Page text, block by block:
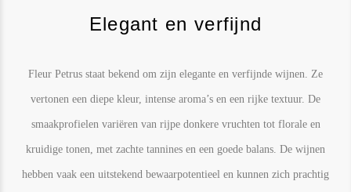
Elegant en verfijnd
Fleur Petrus staat bekend om zijn elegante en verfijnde wijnen. Ze
vertonen een diepe kleur, intense aroma’s en een rijke textuur. De
smaakprofielen variëren van rijpe donkere vruchten tot florale en
kruidige tonen, met zachte tannines en een goede balans. De wijnen
hebben vaak een uitstekend bewaarpotentieel en kunnen zich prachtig